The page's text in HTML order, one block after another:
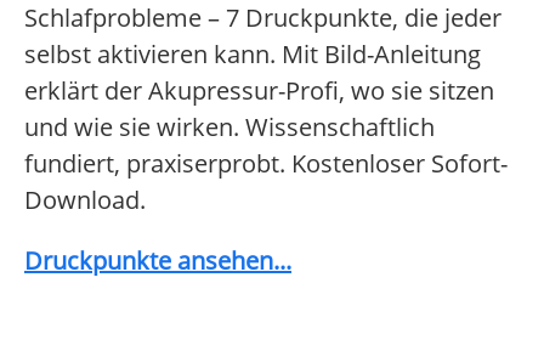
Schlafprobleme – 7 Druckpunkte, die jeder
selbst aktivieren kann. Mit Bild-Anleitung
erklärt der Akupressur-Profi, wo sie sitzen
und wie sie wirken. Wissenschaftlich
fundiert, praxiserprobt. Kostenloser Sofort-
Download.
Druckpunkte ansehen...